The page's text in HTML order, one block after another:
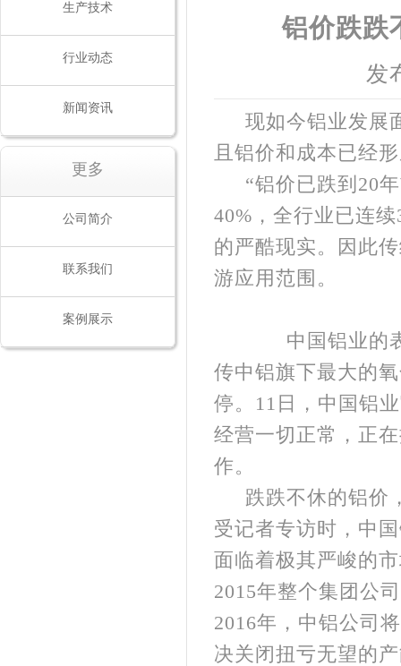
生产技术
行业动态
新闻资讯
更多
公司简介
联系我们
案例展示
铝价跌跌
发
现如今铝业发展
且铝价和成本已经
“铝价已跌到20
40%，全行业已连
的严酷现实。因此
游应用范围。
中国铝业的表
传中铝旗下最大的
停。11日，中国铝
经营一切正常，正
作。
跌跌不休的铝价
受记者专访时，中
面临着极其严峻的
2015年整个集团公
2016年，中铝公司
决关闭扭亏无望的